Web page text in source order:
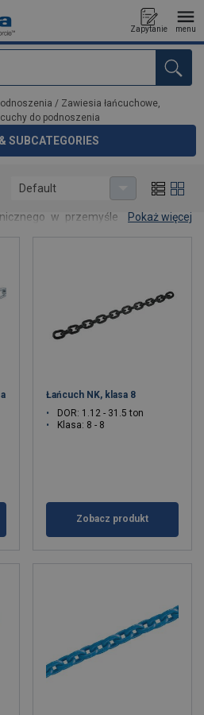
Zapytanie menu
/ Zawiesia łańcuchowe,
do podnoszenia
SUBCATEGORIES
są przeznaczone do bezpiecznych
w przemyśle i transporcie.
Pokaż więcej
Default
Łańcuch NK, klasa 8
DOR: 1.12 - 31.5 ton
Klasa: 8 - 8
Zobacz produkt